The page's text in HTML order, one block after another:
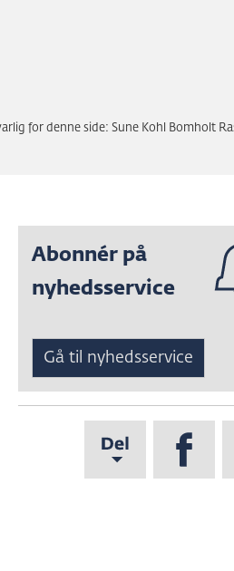
for denne side: Sune Kohl Bomholt
Abonnér på
nyhedsservice
Gå til nyhedsservice